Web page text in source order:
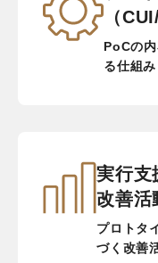
（
PoCの
る仕組
実行支
改善活
プロトタ
づく改善